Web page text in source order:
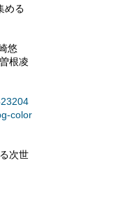
める
悠
根凌
color
次世